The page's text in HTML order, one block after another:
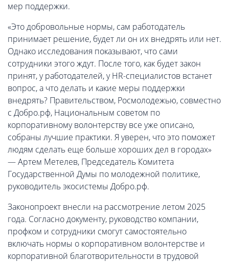
мер поддержки.
«Это добровольные нормы, сам работодатель
принимает решение, будет ли он их внедрять или нет.
Однако исследования показывают, что сами
сотрудники этого ждут. После того, как будет закон
принят, у работодателей, у HR-специалистов встанет
вопрос, а что делать и какие меры поддержки
внедрять? Правительством, Росмолодежью, совместно
с Добро.рф, Национальным советом по
корпоративному волонтерству все уже описано,
собраны лучшие практики. Я уверен, что это поможет
людям сделать еще больше хороших дел в городах»
— Артем Метелев, Председатель Комитета
Государственной Думы по молодежной политике,
руководитель экосистемы Добро.рф.
Законопроект внесли на рассмотрение летом 2025
года. Согласно документу, руководство компании,
профком и сотрудники смогут самостоятельно
включать нормы о корпоративном волонтерстве и
корпоративной благотворительности в трудовой